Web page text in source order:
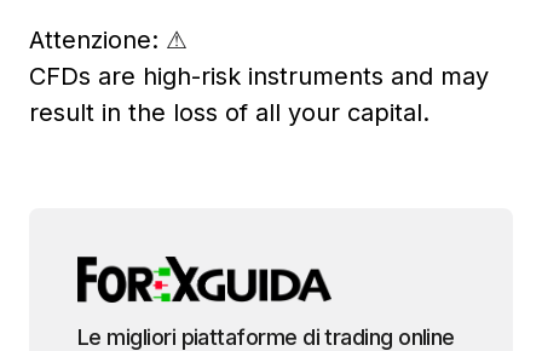
Attenzione: ⚠
CFDs are high-risk instruments and may
result in the loss of all your capital.
Le migliori piattaforme di trading online